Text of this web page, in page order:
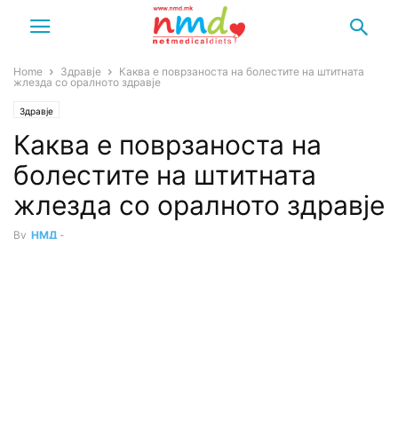
Home Здравје
Каква е поврзаноста на болестите на штитната
жлезда со оралното здравје
Здравје
Каква е поврзаноста на
болестите на штитната
жлезда со оралното здравје
By НМД -